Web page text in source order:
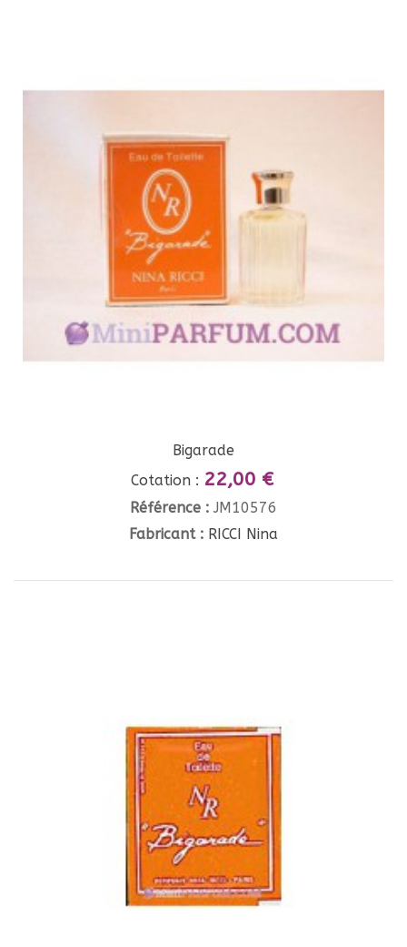
Bigarade
Cotation : 22,00 €
Référence : JM10576
Fabricant : RICCI Nina